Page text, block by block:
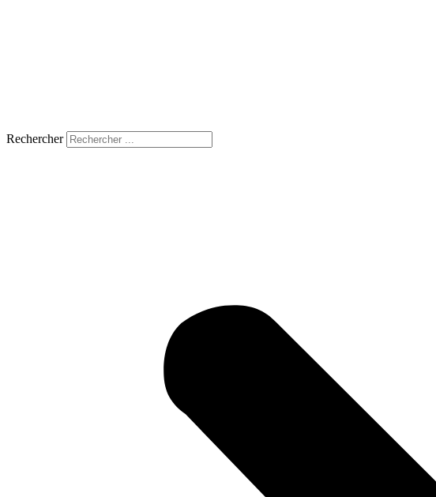
Rechercher